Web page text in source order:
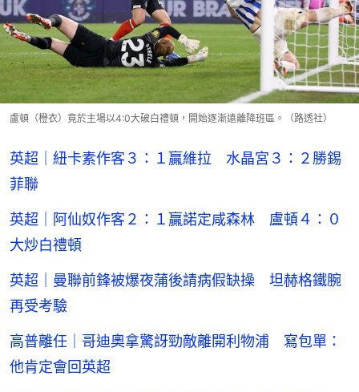
盧頓（橙衣）竟於主場以4:0大破白禮頓，開始逐漸遠離降班區。（路透社）
英超｜紐卡素作客３：１贏維拉 水晶宮３：２勝錫
菲聯
英超｜阿仙奴作客２：１贏諾定咸森林 盧頓４：０
大炒白禮頓
英超｜曼聯前鋒被爆夜蒲後請病假缺操 坦赫格鐵腕
再受考驗
高普離任｜哥迪奧拿驚訝勁敵離開利物浦 寫包單：
他肯定會回英超